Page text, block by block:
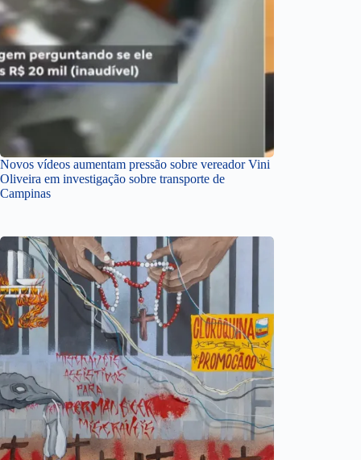
Novos vídeos aumentam pressão sobre vereador Vini
Oliveira em investigação sobre transporte de
Campinas